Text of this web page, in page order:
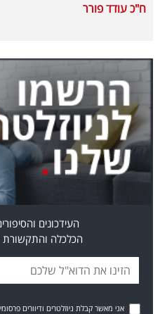
ניוזלטרים
מייל
אדום
אחרינו:
ח"כ עודד פורר
העידכונים
הכלכלה והתקשורת
אני מאשר קבלת ניוזלטרים ודיוורים